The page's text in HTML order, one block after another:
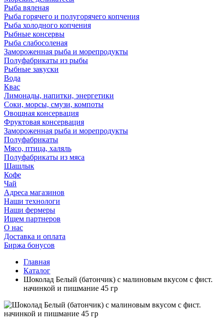
Рыба вяленая
Рыба горячего и полугорячего копчения
Рыба холодного копчения
Рыбные консервы
Рыба слабосоленая
Замороженная рыба и морепродукты
Полуфабрикаты из рыбы
Рыбные закуски
Вода
Квас
Лимонады, напитки, энергетики
Соки, морсы, смузи, компоты
Овощная консервация
Фруктовая консервация
Замороженная рыба и морепродукты
Полуфабрикаты
Мясо, птица, халяль
Полуфабрикаты из мяса
Шашлык
Кофе
Чай
Адреса магазинов
Наши технологи
Наши фермеры
Ищем партнеров
О нас
Доставка и оплата
Биржа бонусов
Главная
Каталог
Шоколад Белый (батончик) с малиновым вкусом с фист.
начинкой и пишмание 45 гр